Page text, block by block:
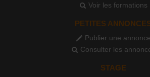
Voir les formations
PETITES
Publier une annonce
Consulter les
STAGE